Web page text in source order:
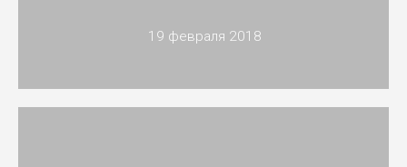
19 февраля 2018